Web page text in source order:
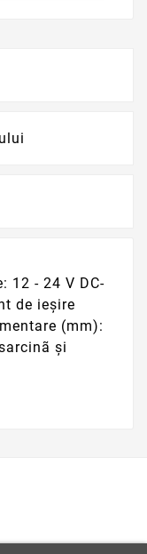
12 - 24 V DC-
de ieșire
(mm):
și